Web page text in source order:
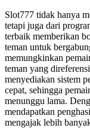
Slot777 tidak hanya
tetapi juga dari
terbaik memberikan
teman untuk
memungkinkan
teman yang
menyediakan sistem
cepat, sehingga
menunggu lama.
mendapatkan
mengajak lebih